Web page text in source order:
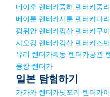
네이후 렌터카중허 렌터카중
베이툰 렌터카시툰 렌터카다
펑위안 렌터카펑산 렌터카구
샤오강 렌터카강산 렌터카즈
유리 렌터카뤄동 렌터카궁관
융캉 렌터카
일본 탐험하기
가가와 렌터카닛포리 렌터카